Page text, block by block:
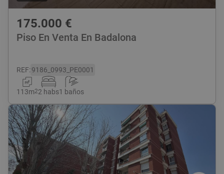
175.000 €
Piso En Venta En Badalona
REF:9186_0993_PE0001
113m22 habs1 baños